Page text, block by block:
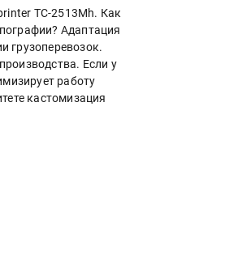
ТС-2513Mh. Как
Адаптация
грузоперевозок.
Если у
работу
кастомизация